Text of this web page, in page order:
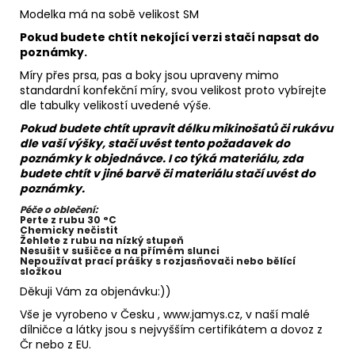
Modelka má na sobě velikost SM
Pokud budete chtít nekojící verzi stačí napsat do
poznámky.
Míry přes prsa, pas a boky jsou upraveny mimo
standardní konfekční míry, svou velikost proto vybírejte
dle tabulky velikostí uvedené výše.
Pokud budete chtít upravit délku mikinošatů či rukávu
dle vaší výšky, stačí uvést tento požadavek do
poznámky k objednávce. I co týká materiálu, zda
budete chtít v jiné barvě či materiálu stačí uvést do
poznámky.
Péče o oblečení:
Perte z rubu 30 °C
Chemicky nečistit
Žehlete z rubu na nízký stupeň
Nesušit v sušičce a na přímém slunci
Nepoužívat prací prášky s rozjasňovači nebo bělící
složkou
Děkuji Vám za objenávku:))
Vše je vyrobeno v Česku , www.jamys.cz, v naší malé
dílničce a látky jsou s nejvyšším certifikátem a dovoz z
Čr nebo z EU.